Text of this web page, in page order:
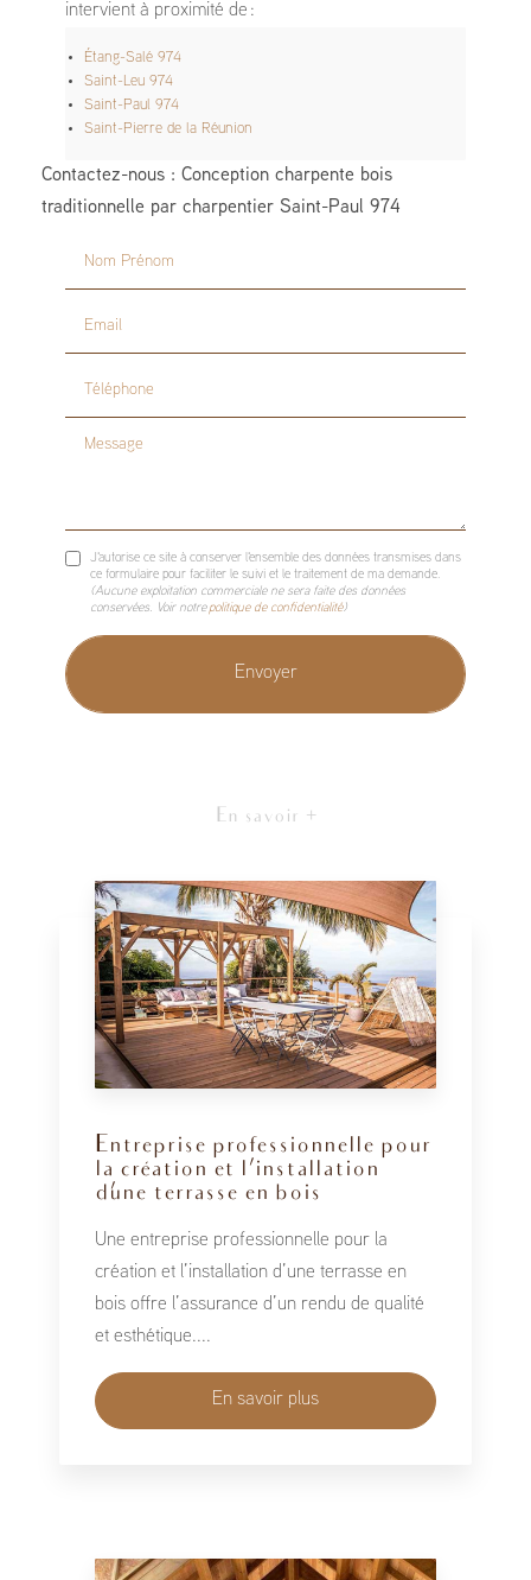
intervient à proximité de :
Étang-Salé 974
Saint-Leu 974
Saint-Paul 974
Saint-Pierre de la Réunion
Contactez-nous : Conception charpente bois
traditionnelle par charpentier Saint-Paul 974
Nom Prénom
Email
Téléphone
Message
J'autorise ce site à conserver l'ensemble des données transmises dans
ce formulaire pour faciliter le suivi et le traitement de ma demande.
(Aucune exploitation commerciale ne sera faite des données
conservées. Voir notre politique de confidentialité)
En savoir +
Entreprise professionnelle pour
la création et l’installation
d’une terrasse en bois
Une entreprise professionnelle pour la
création et l’installation d’une terrasse en
bois offre l’assurance d’un rendu de qualité
et esthétique....
En savoir plus